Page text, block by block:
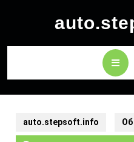
auto.stepsoft.info Об